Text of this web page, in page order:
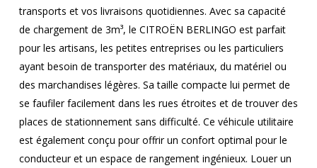
transports et vos livraisons quotidiennes. Avec sa capacité
de chargement de 3m³, le CITROËN BERLINGO est parfait
pour les artisans, les petites entreprises ou les particuliers
ayant besoin de transporter des matériaux, du matériel ou
des marchandises légères. Sa taille compacte lui permet de
se faufiler facilement dans les rues étroites et de trouver des
places de stationnement sans difficulté. Ce véhicule utilitaire
est également conçu pour offrir un confort optimal pour le
conducteur et un espace de rangement ingénieux. Louer un